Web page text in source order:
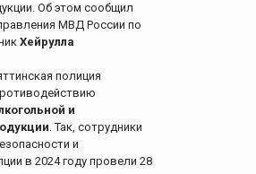
Об этом сообщил
МВД России по
Хейрулла
полиция
и
. Так, сотрудники
и
в 2024 году провели 28